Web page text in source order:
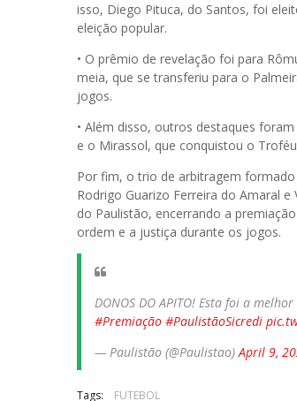
isso, Diego Pituca, do Santos, foi
eleição popular.
• O prêmio de revelação foi para
meia, que se transferiu para o
jogos.
• Além disso, outros destaques
e o Mirassol, que conquistou o
Por fim, o trio de arbitragem formado
Rodrigo Guarizo Ferreira do Amaral
do Paulistão, encerrando a
ordem e a justiça durante os jogos.
DONOS DO APITO! Esta foi a
#Premiação #PaulistãoSicredi
— Paulistão (@Paulistao)April 9,
Tags: FUTEBOL